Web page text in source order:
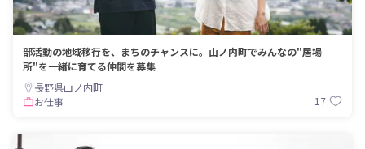
部活動の地域移行を、まちのチャンスに。山ノ内町でみんなの"居場
所"を一緒に育てる仲間を募集
長野県山ノ内町
お仕事
17